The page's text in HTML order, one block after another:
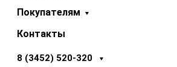
Покупателям
Контакты
8 (3452) 520-320